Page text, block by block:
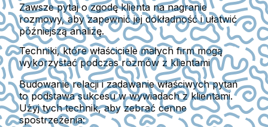
Zawsze pytaj o zgodę klienta na nagranie
rozmowy, aby zapewnić jej dokładność i ułatwić
późniejszą analizę.
Techniki, które właściciele małych firm mogą
wykorzystać podczas rozmów z klientami
Budowanie relacji i zadawanie właściwych pytań
to podstawa sukcesu w wywiadach z klientami.
Użyj tych technik, aby zebrać cenne
spostrzeżenia: